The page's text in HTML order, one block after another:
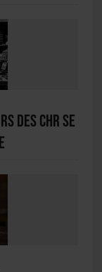
des CHR se